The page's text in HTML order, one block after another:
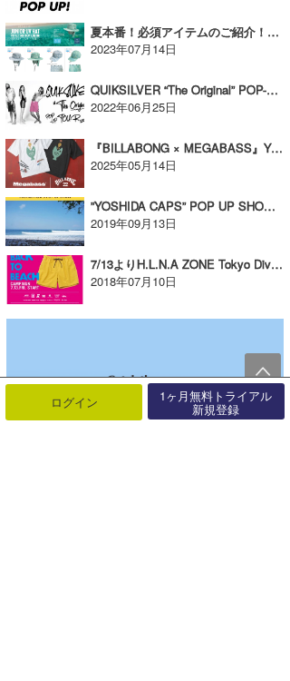
夏本番！必須アイテムのご紹介！TAVARUAジュニアハット、マナポンチョ【AD】
2023年07月14日
QUIKSILVER “The Original” POP-UP TOUR 2022開催【AD】
2022年06月25日
『BILLABONG × MEGABASS』YOSHI47 COLLECTIONをリリース!【AD】
2025年05月14日
”YOSHIDA CAPS” POP UP SHOW @TRIMOFF 9/28～10/14【AD】
2019年09月13日
7/13よりH.L.N.A ZONE Tokyo Diver Cityにて“BACK TO BEACH”キャンペーン！！【AD】
2018年07月10日
ログイン 1ヶ月無料トライアル
新規登録